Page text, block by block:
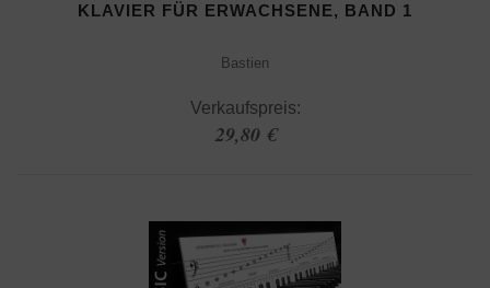
KLAVIER FÜR ERWACHSENE, BAND 1
Bastien
Verkaufspreis:
29,80 €